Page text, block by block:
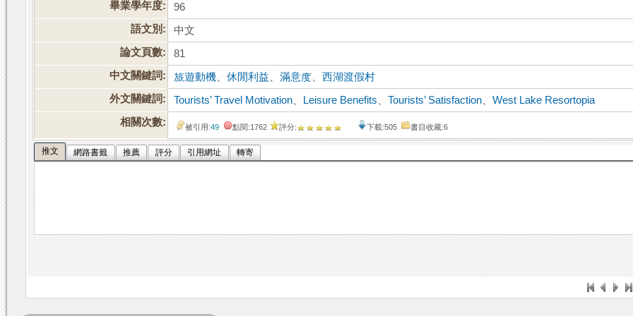
畢業學年度:
96
語文別:
中文
論文頁數:
81
中文關鍵詞:
旅遊動機 、休閒利益 、滿意度 、西湖渡假村
外文關鍵詞:
Tourists’ Travel Motivation Leisure Benefits 、Tourists’ Satisfaction 、West Lake Resortopia
相關次數:
被引用:49 點閱:1762 評分: 下載:505 書目收藏:6
推文 網路書籤 推薦 評分 引用網址 轉寄